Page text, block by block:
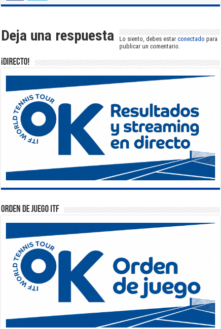
Deja una respuesta Lo siento, debes estarconectado para
publicar un comentario.
¡DIRECTO!
Orden de Juego ITF